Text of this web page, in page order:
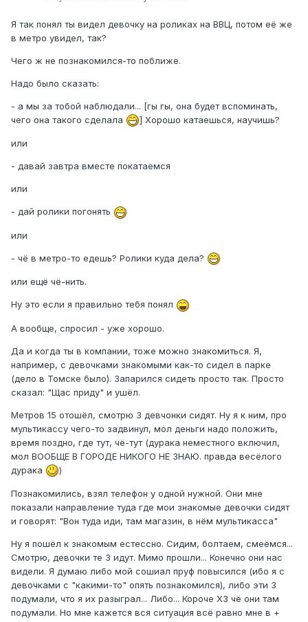
Я так понял ты видел девочку на роликах на ВВЦ, потом её же
в метро увидел, так?
Чего ж не познакомился-то поближе.
Надо было сказать:
- а мы за тобой наблюдали... [гы гы, она будет вспоминать,
чего она такого cделала
] Хорошо катаешься, научишь?
или
- давай завтра вместе покатаемся
или
- дай ролики погонять
или
- чё в метро-то едешь? Ролики куда дела?
или ещё чё-нить.
Ну это если я правильно тебя понял
А вообще, спросил - уже хорошо.
Да и когда ты в компании, тоже можно знакомиться. Я,
например, с девочками знакомыми как-то сидел в парке
(дело в Томске было). Запарился сидеть просто так. Просто
сказал: "Щас приду" и ушёл.
Метров 15 отошёл, смотрю 3 девчонки сидят. Ну я к ним, про
мультикассу чего-то задвинул, мол деньги надо положить,
время поздно, где тут, чё-тут (дурака неместного включил,
мол ВООБЩЕ В ГОРОДЕ НИКОГО НЕ ЗНАЮ. правда весёлого
дурака
)
Познакомились, взял телефон у одной нужной. Они мне
показали направление туда где мои знакомые девочки сидят
и говорят: "Вон туда иди, там магазин, в нём мультикасса"
Ну я пошёл к знакомым естессно. Сидим, болтаем, смеёмся...
Смотрю, девочки те 3 идут. Мимо прошли... Конечно они нас
видели. Я думаю либо мой сошиал пруф повысился (ибо я с
девочками с "какими-то" опять познакомился), либо эти 3
подумали, что я их разыграл... Либо... Короче ХЗ чё они там
подумали. Но мне кажется вся ситуация всё равно мне в +